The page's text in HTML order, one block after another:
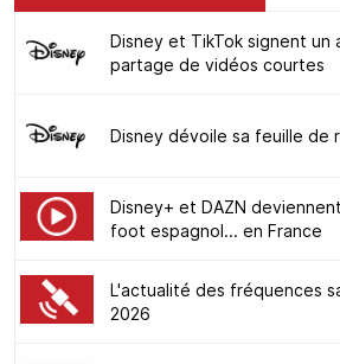
Disney et TikTok signent un
partage de vidéos courtes
Disney dévoile sa feuille de
Disney+ et DAZN
foot espagnol... en France
L'actualité des fréquences
2026